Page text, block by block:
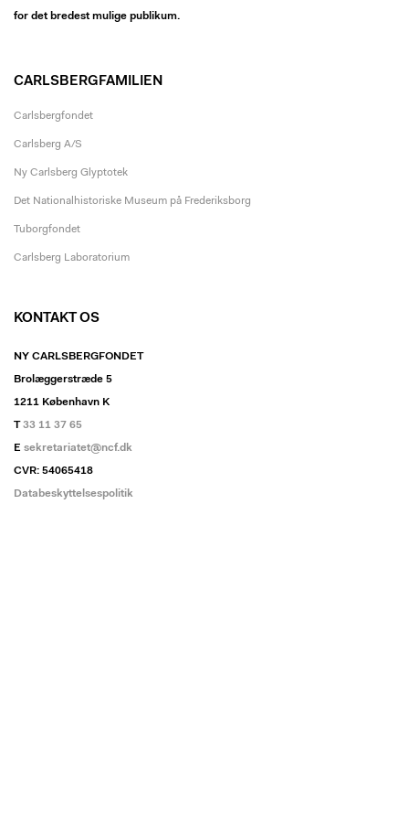
for det bredest mulige publikum.
CARLSBERGFAMILIEN
Carlsbergfondet
Carlsberg A/S
Ny Carlsberg Glyptotek
Det Nationalhistoriske Museum på Frederiksborg
Tuborgfondet
Carlsberg Laboratorium
KONTAKT OS
NY CARLSBERGFONDET
Brolæggerstræde 5
1211 København K
T33 11 37 65
E sekretariatet@ncf.dk
CVR: 54065418
Databeskyttelsespolitik